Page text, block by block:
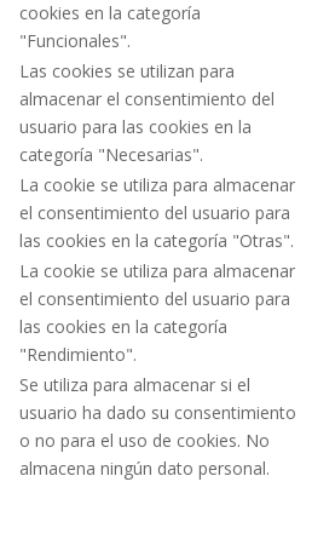
cookies en la categoría
"Funcionales".
Las cookies se utilizan para
almacenar el consentimiento del
usuario para las cookies en la
categoría "Necesarias".
La cookie se utiliza para almacenar
el consentimiento del usuario para
las cookies en la categoría "Otras".
La cookie se utiliza para almacenar
el consentimiento del usuario para
las cookies en la categoría
"Rendimiento".
Se utiliza para almacenar si el
usuario ha dado su consentimiento
o no para el uso de cookies. No
almacena ningún dato personal.